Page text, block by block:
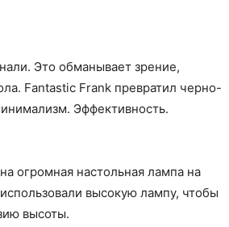
Это обманывает зрение,
Fantastic Frank превратил черно-
Эффективность.
огромная настольная лампа на
высокую лампу, чтобы
высоты.